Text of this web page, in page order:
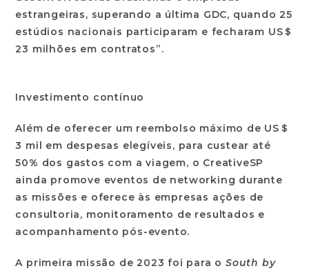
estrangeiras, superando a última GDC, quando 25
estúdios nacionais participaram e fecharam US＄
23 milhões em contratos”.
Investimento contínuo
Além de oferecer um reembolso máximo de US＄
3 mil em despesas elegíveis, para custear até
50% dos gastos com a viagem, o CreativeSP
ainda promove eventos de networking durante
as missões e oferece às empresas ações de
consultoria, monitoramento de resultados e
acompanhamento pós-evento.
A primeira missão de 2023 foi para oSouth by